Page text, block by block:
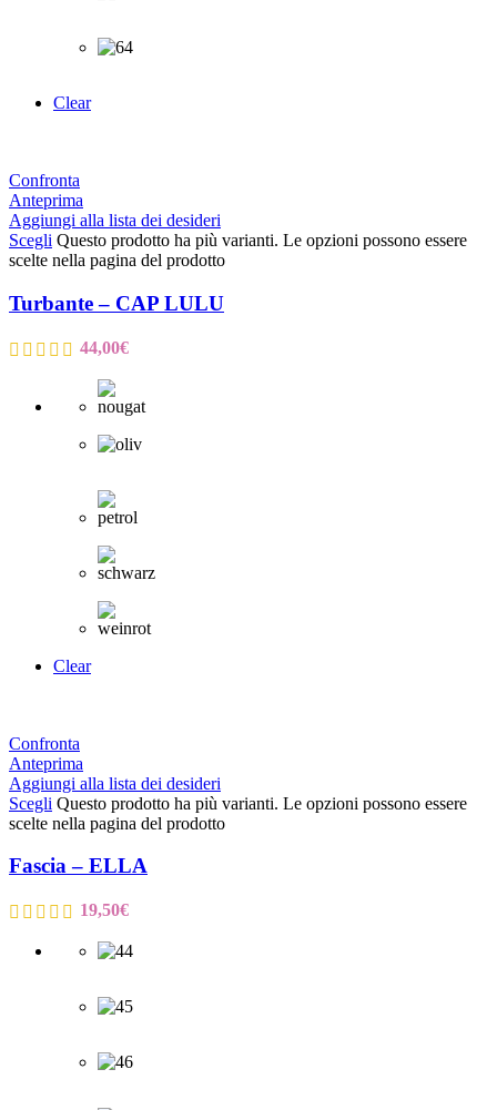
Clear
Confronta
Anteprima
Aggiungi alla lista dei desideri
Scegli Questo prodotto ha più varianti. Le opzioni possono essere
scelte nella pagina del prodotto
Turbante – CAP LULU
44,00€
Clear
Confronta
Anteprima
Aggiungi alla lista dei desideri
Scegli Questo prodotto ha più varianti. Le opzioni possono essere
scelte nella pagina del prodotto
Fascia – ELLA
19,50€